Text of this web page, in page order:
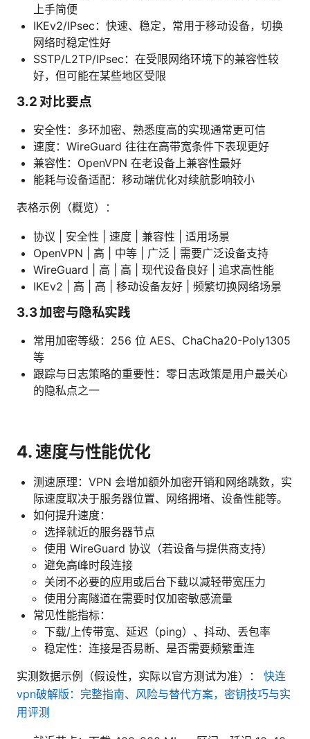
上手简便
IKEv2/IPsec：快速、稳定，常用于移动设备，切换
网络时稳定性好
SSTP/L2TP/IPsec：在受限网络环境下的兼容性较
好，但可能在某些地区受限
3.2 对比要点
安全性：多环加密、熟悉度高的实现通常更可信
速度：WireGuard 往往在高带宽条件下表现更好
兼容性：OpenVPN 在老设备上兼容性最好
能耗与设备适配：移动端优化对续航影响较小
表格示例（概览）：
协议 | 安全性 | 速度 | 兼容性 | 适用场景
OpenVPN | 高 | 中等 | 广泛 | 需要广泛设备支持
WireGuard | 高 | 高 | 现代设备良好 | 追求高性能
IKEv2 | 高 | 高 | 移动设备友好 | 频繁切换网络场景
3.3 加密与隐私实践
常用加密等级：256 位 AES、ChaCha20-Poly1305
等
跟踪与日志策略的重要性：零日志政策是用户最关心
的隐私点之一
4. 速度与性能优化
测速原理：VPN 会增加额外加密开销和网络跳数，实
际速度取决于服务器位置、网络拥堵、设备性能等。
如何提升速度：
选择就近的服务器节点
使用 WireGuard 协议（若设备与提供商支持）
避免高峰时段连接
关闭不必要的应用或后台下载以减轻带宽压力
使用分离隧道在需要时仅加密敏感流量
常见性能指标：
下载/上传带宽、延迟（ping）、抖动、丢包率
稳定性：连接是否易断、是否需要频繁重连
实测数据示例（假设性，实际以官方测试为准）： 快连
vpn破解版：完整指南、风险与替代方案，密钥技巧与实
用评测